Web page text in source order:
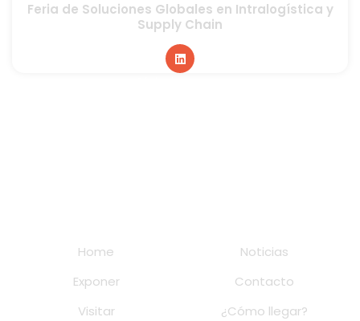
Feria de Soluciones Globales en Intralogística y
Supply Chain
Home
Exponer
Visitar
Noticias
Contacto
¿Cómo llegar?